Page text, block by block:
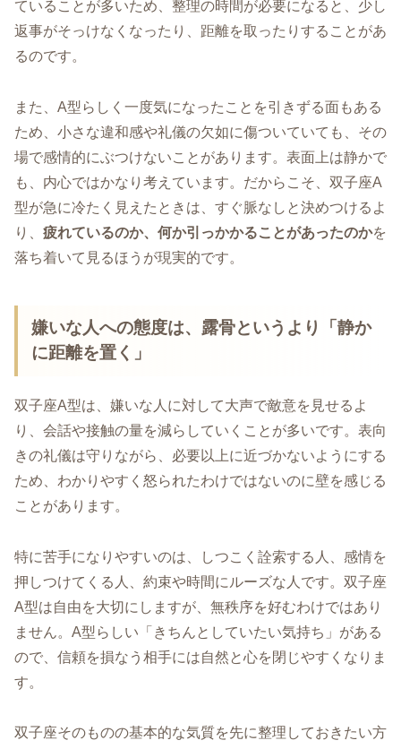
ていることが多いため、整理の時間が必要になると、少し
返事がそっけなくなったり、距離を取ったりすることがあ
るのです。
また、A型らしく一度気になったことを引きずる面もある
ため、小さな違和感や礼儀の欠如に傷ついていても、その
場で感情的にぶつけないことがあります。表面上は静かで
も、内心ではかなり考えています。だからこそ、双子座A
型が急に冷たく見えたときは、すぐ脈なしと決めつけるよ
り、 疲れているのか、何か引っかかることがあったのかを
落ち着いて見るほうが現実的です。
嫌いな人への態度は、露骨というより「静か
に距離を置く」
双子座A型は、嫌いな人に対して大声で敵意を見せるよ
り、会話や接触の量を減らしていくことが多いです。表向
きの礼儀は守りながら、必要以上に近づかないようにする
ため、わかりやすく怒られたわけではないのに壁を感じる
ことがあります。
特に苦手になりやすいのは、しつこく詮索する人、感情を
押しつけてくる人、約束や時間にルーズな人です。双子座
A型は自由を大切にしますが、無秩序を好むわけではあり
ません。A型らしい「きちんとしていたい気持ち」がある
ので、信頼を損なう相手には自然と心を閉じやすくなりま
す。
双子座そのものの基本的な気質を先に整理しておきたい方